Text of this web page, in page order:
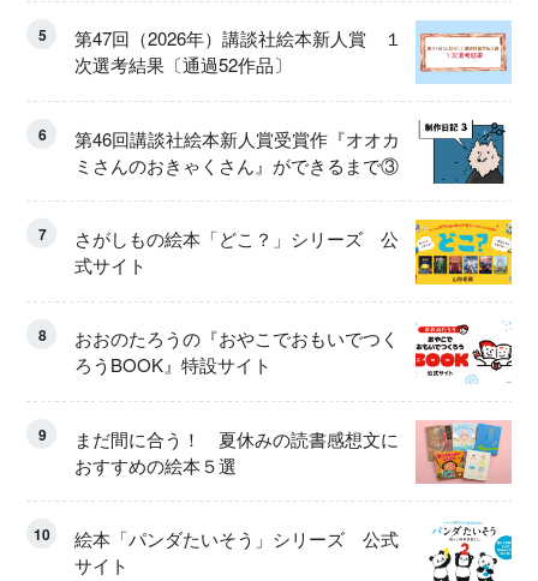
5
第47回（2026年）講談社絵本新人賞 １
次選考結果〔通過52作品〕
6
第46回講談社絵本新人賞受賞作『オオカ
ミさんのおきゃくさん』ができるまで③
7
さがしもの絵本「どこ？」シリーズ 公
式サイト
8
おおのたろうの『おやこでおもいでつく
ろうBOOK』特設サイト
9
まだ間に合う！ 夏休みの読書感想文に
おすすめの絵本５選
10
絵本「パンダたいそう」シリーズ 公式
サイト